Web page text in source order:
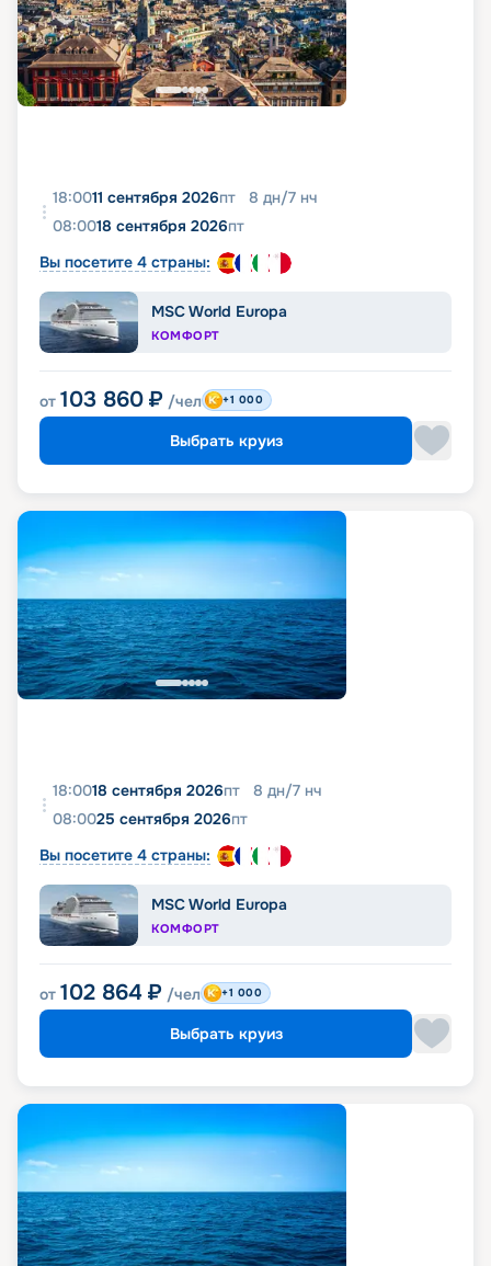
18:0011 сентября 2026пт 8 дн/7 нч
08:0018 сентября 2026пт
Вы посетите 4 страны:
MSC World Europa
КОМФОРТ
от 103 860 ₽ /чел +1 000
Выбрать круиз
18:0018 сентября 2026пт 8 дн/7 нч
08:0025 сентября 2026пт
Вы посетите 4 страны:
MSC World Europa
КОМФОРТ
от 102 864 ₽ /чел +1 000
Выбрать круиз